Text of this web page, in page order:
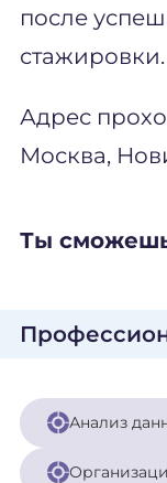
после
стажировки.
Адрес
Москва,
Ты
Анализ